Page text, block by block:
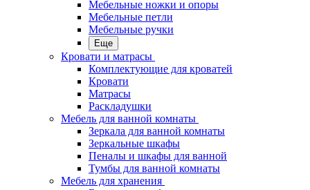
Мебельные ножки и опоры
Мебельные петли
Мебельные ручки
Еще
Кровати и матрасы
Комплектующие для кроватей
Кровати
Матрасы
Раскладушки
Мебель для ванной комнаты
Зеркала для ванной комнаты
Зеркальные шкафы
Пеналы и шкафы для ванной
Тумбы для ванной комнаты
Мебель для хранения